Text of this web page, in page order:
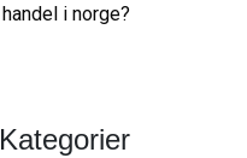
handel i norge?
Kategorier